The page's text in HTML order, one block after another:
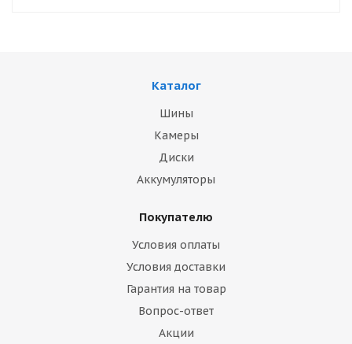
Каталог
Шины
Камеры
Диски
Аккумуляторы
Покупателю
Условия оплаты
Условия доставки
Гарантия на товар
Вопрос-ответ
Акции